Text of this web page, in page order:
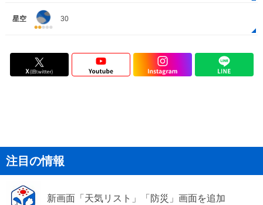
星空 30
注目の情報
新画面「天気リスト」「防災」画面を追加